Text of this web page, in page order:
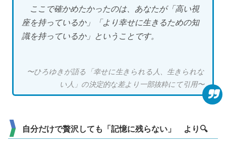
ここで確かめたかったのは、あなたが「高い視
座を持っているか」「より幸せに生きるための知
識を持っているか」ということです。
〜ひろゆきが語る「幸せに生きられる人、生きられな
い人」の決定的な差より一部抜粋にて引用〜
自分だけで贅沢しても「記憶に残らない」 より🔍